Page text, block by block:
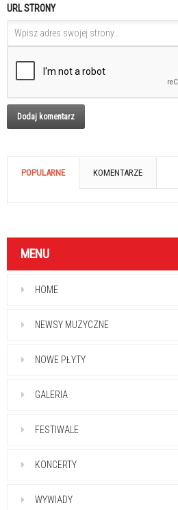
URL STRONY
POPULARNE KOMENTARZE
MENU
HOME
NEWSY MUZYCZNE
NOWE PŁYTY
GALERIA
FESTIWALE
KONCERTY
WYWIADY